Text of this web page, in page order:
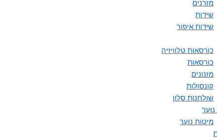
מזרנים
שידות
שידות איפור
כורסאות טלוויזיה
כורסאות
מזנונים
קונסולות
שולחנות סלון
נוער
מיטות נוער